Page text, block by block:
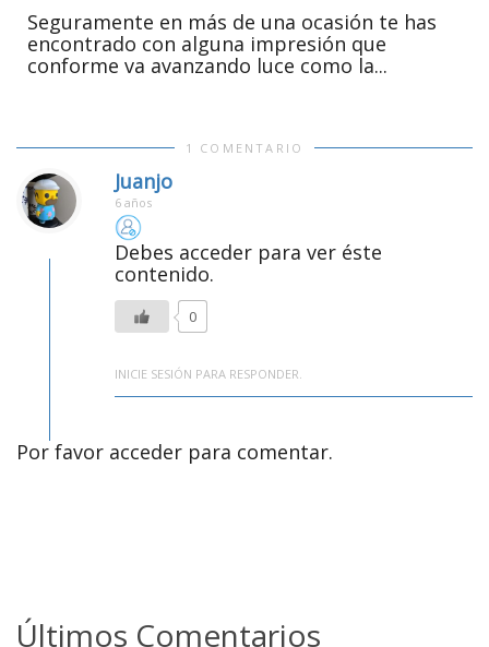
Seguramente en más de una ocasión te has
encontrado con alguna impresión que
conforme va avanzando luce como la...
1 COMENTARIO
Juanjo
6 años
Debes acceder para ver éste
contenido.
0
INICIE SESIÓN PARA RESPONDER.
Por favor acceder para comentar.
Últimos Comentarios